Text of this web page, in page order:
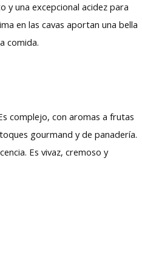
y una excepcional acidez para
en las cavas aportan una bella
comida.
complejo, con aromas a frutas
gourmand y de panadería.
Es vivaz, cremoso y